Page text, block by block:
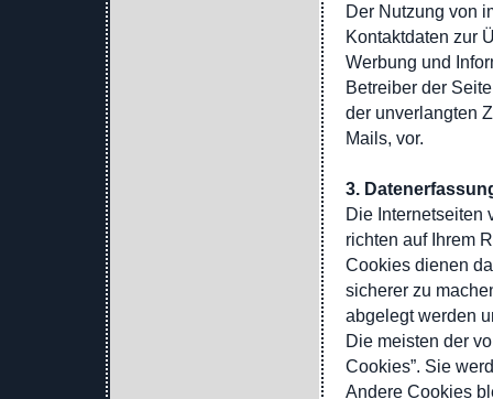
Der Nutzung von
Kontaktdaten zur
Werbung und
Betreiber der
der unverlangten
Mails, vor.
3.
Die Internetseiten
richten auf Ihrem
Cookies dienen
sicherer zu
abgelegt werden
Die meisten der
Cookies”. Sie
Andere Cookies